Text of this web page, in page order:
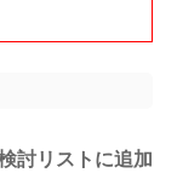
討リストに追加